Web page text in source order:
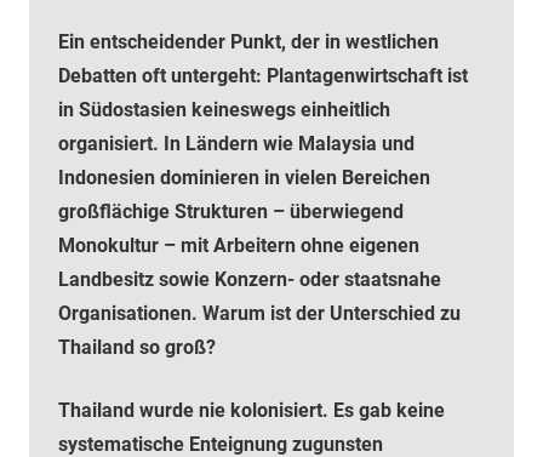
Ein entscheidender Punkt, der in westlichen
Debatten oft untergeht: Plantagenwirtschaft ist
in Südostasien keineswegs einheitlich
organisiert. In Ländern wie Malaysia und
Indonesien dominieren in vielen Bereichen
großflächige Strukturen – überwiegend
Monokultur – mit Arbeitern ohne eigenen
Landbesitz sowie Konzern- oder staatsnahe
Organisationen. Warum ist der Unterschied zu
Thailand so groß?
Thailand wurde nie kolonisiert. Es gab keine
systematische Enteignung zugunsten